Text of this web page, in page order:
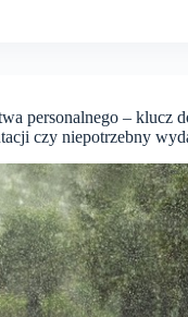
personalnego – klucz
czy niepotrzebny